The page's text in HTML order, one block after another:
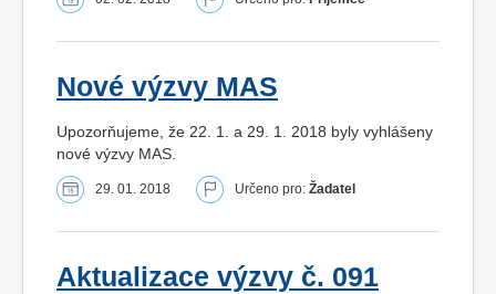
Nové výzvy MAS
Upozorňujeme, že 22. 1. a 29. 1. 2018 byly vyhlášeny
nové výzvy MAS.
29. 01. 2018 Určeno pro: Žadatel
Aktualizace výzvy č. 091